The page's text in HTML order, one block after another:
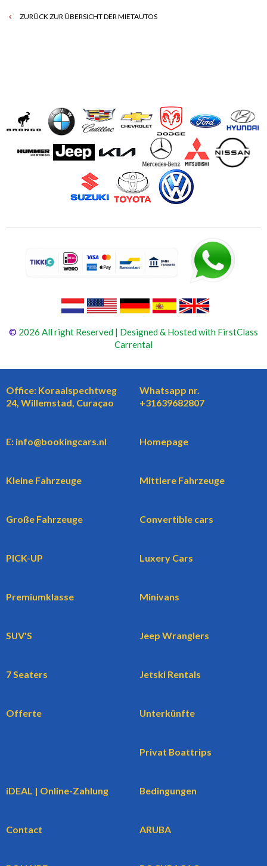
ZURÜCK ZUR ÜBERSICHT DER MIETAUTOS
© 2026 All right Reserved | Designed & Hosted with FirstClass
Carrental
Office: Koraalspechtweg
24, Willemstad, Curaçao
Whatsapp nr.
+31639682807
E: info@bookingcars.nl Homepage
Kleine Fahrzeuge Mittlere Fahrzeuge
Große Fahrzeuge Convertible cars
PICK-UP Luxery Cars
Premiumklasse Minivans
SUV'S Jeep Wranglers
7 Seaters Jetski Rentals
Offerte Unterkünfte
Privat Boattrips
iDEAL | Online-Zahlung Bedingungen
Contact ARUBA